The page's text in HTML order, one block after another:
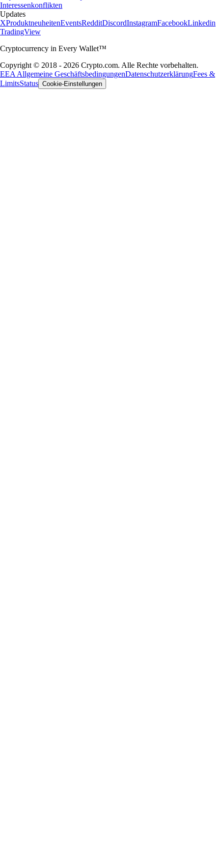
Interessenkonflikten
Updates
XProduktneuheitenEventsRedditDiscordInstagramFacebookLinkedin
TradingView
Cryptocurrency in Every Wallet™
Copyright © 2018 - 2026 Crypto.com. Alle Rechte vorbehalten.
EEA Allgemeine GeschäftsbedingungenDatenschutzerklärungFees &
LimitsStatus Cookie-Einstellungen